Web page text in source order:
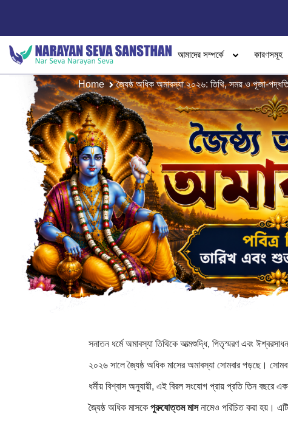
আমাদের সম্পর্কে কারণসমূহ
Home জ্যৈষ্ঠ অধিক অমাবস্যা ২০২৬: তিথি, সময় ও পূজা-
সনাতন ধর্মে অমাবস্যা তিথিকে আত্মশুদ্ধি, পিতৃস্মরণ এবং
২০২৬ সালে জ্যৈষ্ঠ অধিক মাসের অমাবস্যা সোমবার পড়ছে।
ধর্মীয় বিশ্বাস অনুযায়ী, এই বিরল সংযোগ প্রায় প্রতি তিন বছরে
জ্যৈষ্ঠ অধিক মাসকেপুরুষোত্তম মাসনামেও পরিচিত করা হয়।